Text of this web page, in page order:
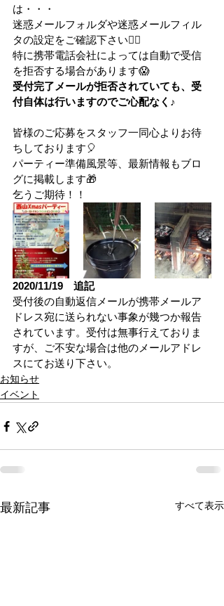
は・・・
迷惑メールフォルダや迷惑メールフィル
タの設定をご確認下さい🙋‍♀️
特に携帯電話会社によっては自動で受信
を拒否する場合があります😱
受付完了メールが拒否されていても、受
付自体は行いますのでご心配なく♪
皆様のご応募をスタッフ一同心よりお待
ちしております🎈
パーティー準備風景等、最新情報もブロ
グに掲載します🎁
乞うご期待！！
2020/11/19　追記
受付後の自動返信メールが携帯メールア
ドレス宛に送られない事象が幾つか報告
されています。受付は無事行えておりま
すが、ご不安な場合は他のメールアドレ
スにてお送り下さい。
お知らせ
イベント
最新記事 すべて表示